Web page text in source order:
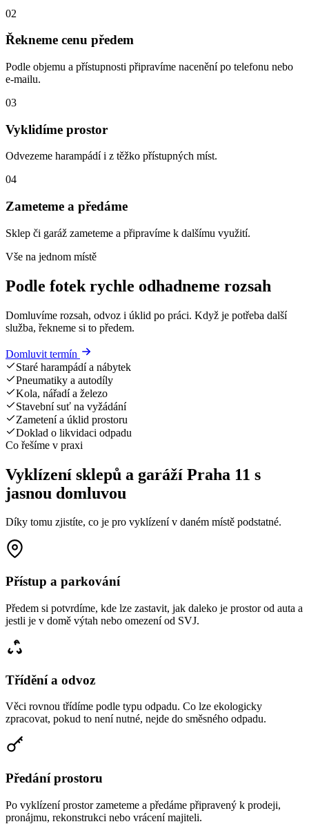
02
Řekneme cenu předem
Podle objemu a přístupnosti připravíme nacenění po telefonu nebo
e-mailu.
03
Vyklidíme prostor
Odvezeme harampádí i z těžko přístupných míst.
04
Zameteme a předáme
Sklep či garáž zameteme a připravíme k dalšímu využití.
Vše na jednom místě
Podle fotek rychle odhadneme rozsah
Domluvíme rozsah, odvoz i úklid po práci. Když je potřeba další
služba, řekneme si to předem.
Domluvit termín
Staré harampádí a nábytek
Pneumatiky a autodíly
Kola, nářadí a železo
Stavební suť na vyžádání
Zametení a úklid prostoru
Doklad o likvidaci odpadu
Co řešíme v praxi
Vyklízení sklepů a garáží Praha 11 s
jasnou domluvou
Díky tomu zjistíte, co je pro vyklízení v daném místě podstatné.
Přístup a parkování
Předem si potvrdíme, kde lze zastavit, jak daleko je prostor od auta a
jestli je v domě výtah nebo omezení od SVJ.
Třídění a odvoz
Věci rovnou třídíme podle typu odpadu. Co lze ekologicky
zpracovat, pokud to není nutné, nejde do směsného odpadu.
Předání prostoru
Po vyklízení prostor zameteme a předáme připravený k prodeji,
pronájmu, rekonstrukci nebo vrácení majiteli.